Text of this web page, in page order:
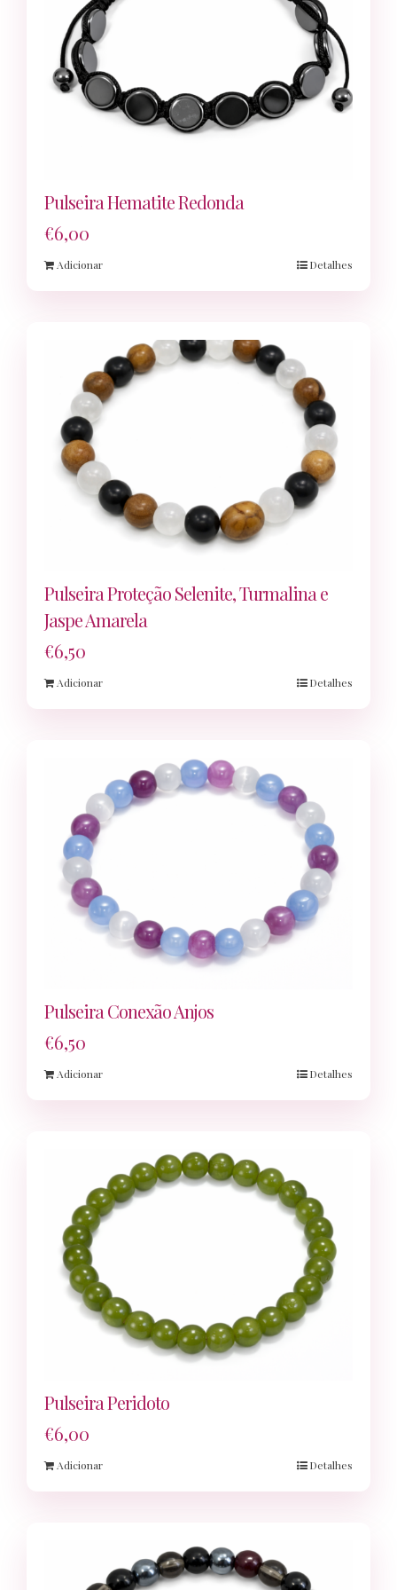
Pulseira Hematite Redonda
€6,00
Adicionar Detalhes
Pulseira Proteção Selenite, Turmalina e
Jaspe Amarela
€6,50
Adicionar Detalhes
Pulseira Conexão Anjos
€6,50
Adicionar Detalhes
Pulseira Peridoto
€6,00
Adicionar Detalhes